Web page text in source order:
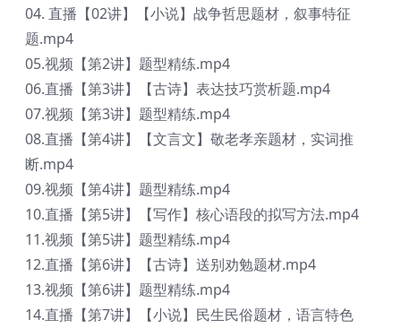
04. 直播【02讲】【小说】战争哲思题材，叙事特征
题.mp4
05.视频【第2讲】题型精练.mp4
06.直播【第3讲】【古诗】表达技巧赏析题.mp4
07.视频【第3讲】题型精练.mp4
08.直播【第4讲】【文言文】敬老孝亲题材，实词推
断.mp4
09.视频【第4讲】题型精练.mp4
10.直播【第5讲】【写作】核心语段的拟写方法.mp4
11.视频【第5讲】题型精练.mp4
12.直播【第6讲】【古诗】送别劝勉题材.mp4
13.视频【第6讲】题型精练.mp4
14.直播【第7讲】【小说】民生民俗题材，语言特色